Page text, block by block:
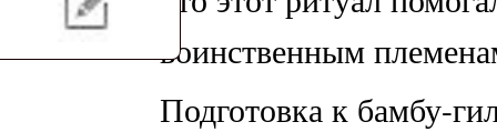
воинственным
Подготовка к бамбу-